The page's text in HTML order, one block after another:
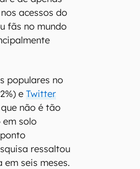
acessos do
fãs no mundo
populares no
eTwitter
não é tão
em solo
ressaltou
seis meses.